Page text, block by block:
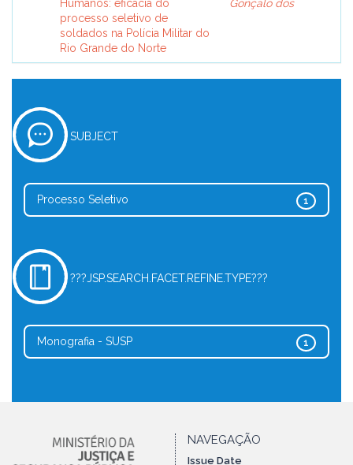
Humanos: eficácia do
processo seletivo de
soldados na Polícia Militar do
Rio Grande do Norte
Gonçalo dos
SUBJECT
1
Processo Seletivo
???JSP.SEARCH.FACET.REFINE.TYPE???
1
Monografia - SUSP
NAVEGAÇÃO
Issue Date